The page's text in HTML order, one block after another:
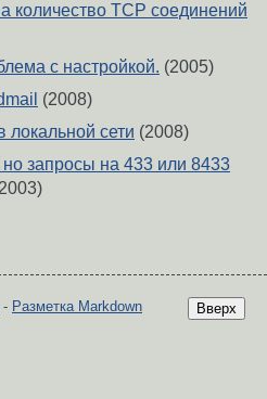
количество TCP соединений
с настройкой. (2005)
(2008)
локальной сети (2008)
но запросы на 433 или 8433
Вверх
- Разметка Markdown